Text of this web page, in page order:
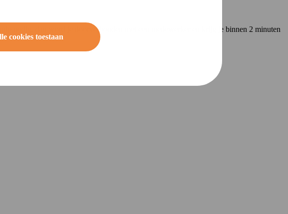
cookies toestaan
nodig, dan word je doorverbonden met een medewerker en krijg je binnen 2 minuten